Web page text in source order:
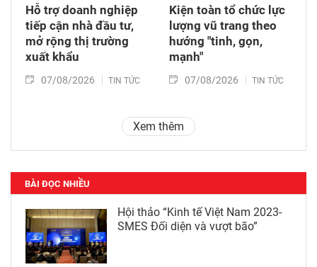
Hỗ trợ doanh nghiệp
tiếp cận nhà đầu tư,
mở rộng thị trường
xuất khẩu
07/08/2026 TIN TỨC
Kiện toàn tổ chức lực
lượng vũ trang theo
hướng "tinh, gọn,
mạnh"
07/08/2026 TIN TỨC
Xem thêm
BÀI ĐỌC NHIỀU
Hội thảo “Kinh tế Việt Nam 2023-
SMES Đối diện và vượt bão”